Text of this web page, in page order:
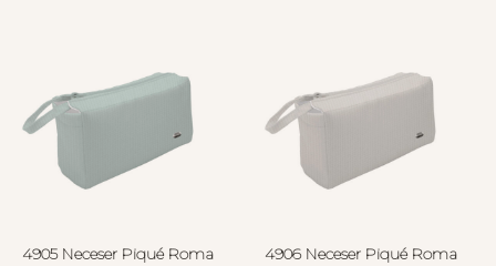
4905 Neceser Piqué Roma
4906 Neceser Piqué Roma